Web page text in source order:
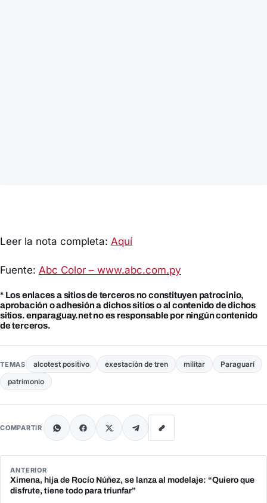
Leer la nota completa: Aquí
Fuente: Abc Color – www.abc.com.py
* Los enlaces a sitios de terceros no constituyen patrocinio,
aprobación o adhesión a dichos sitios o al contenido de dichos
sitios. enparaguay.net no es responsable por ningún contenido
de terceros.
TEMAS alcotest positivo exestación de tren militar
Paraguarí
patrimonio
COMPARTIR
ANTERIOR
Ximena, hija de Rocío Núñez, se lanza al modelaje: “Quiero que
disfrute, tiene todo para triunfar”